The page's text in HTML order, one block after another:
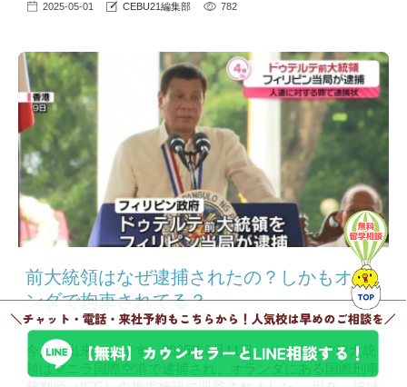
2025-05-01 CEBU21編集部 782
前大統領はなぜ逮捕されたの？しかもオラ
ンダで拘束されてる？
今月の出来ことです。2025年3月11日、ドゥテルテ前大統
領はマニラ国際空港で逮捕され、オランダにある国際刑事